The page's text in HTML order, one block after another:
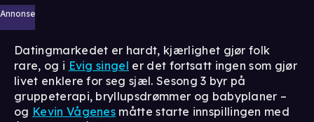
Annonse
Datingmarkedet er hardt, kjærlighet gjør folk
rare, og i Evig singel er det fortsatt ingen som gjør
livet enklere for seg sjæl. Sesong 3 byr på
gruppeterapi, bryllupsdrømmer og babyplaner –
og Kevin Vågenes måtte starte innspillingen med